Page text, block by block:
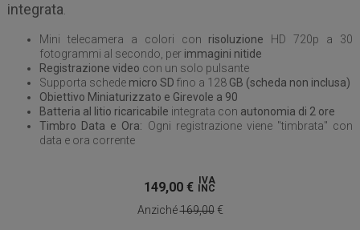
integrata
Mini telecamera a colori con risoluzione
HD 720p a 30
fotogrammi al secondo, per immagini nitide
Registrazione video con un solo pulsante
Supporta schede micro SD fino a 128 GB (scheda non inclusa)
Obiettivo Miniaturizzato e Girevole a 90
Batteria al litio ricaricabile integrata con autonomia di 2 ore
Timbro Data e Ora: Ogni registrazione viene "timbrata" con
data e ora corrente
149,00 € IVA
INC
Anziché169,00€